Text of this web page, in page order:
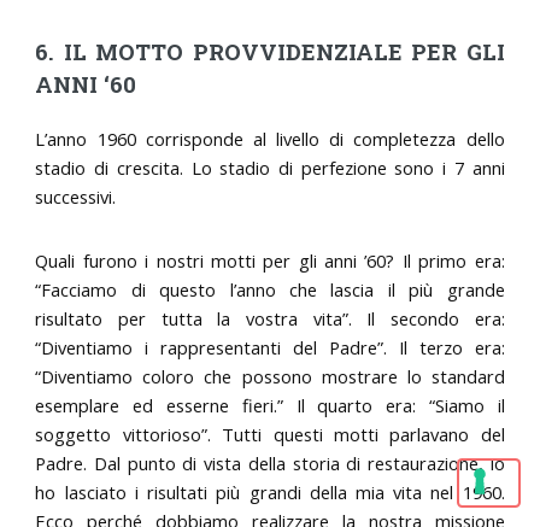
6. IL MOTTO PROVVIDENZIALE PER GLI
ANNI ‘60
L’anno 1960 corrisponde al livello di completezza dello
stadio di crescita. Lo stadio di perfezione sono i 7 anni
successivi.
Quali furono i nostri motti per gli anni ’60? Il primo era:
“Facciamo di questo l’anno che lascia il più grande
risultato per tutta la vostra vita”. Il secondo era:
“Diventiamo i rappresentanti del Padre”. Il terzo era:
“Diventiamo coloro che possono mostrare lo standard
esemplare ed esserne fieri.” Il quarto era: “Siamo il
soggetto vittorioso”. Tutti questi motti parlavano del
Padre. Dal punto di vista della storia di restaurazione, io
ho lasciato i risultati più grandi della mia vita nel 1960.
Ecco perché dobbiamo realizzare la nostra missione